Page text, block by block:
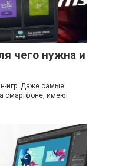
чего нужна и
игр. Даже самые
смартфоне, имеют